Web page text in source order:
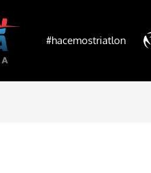
#hacemostriatlon